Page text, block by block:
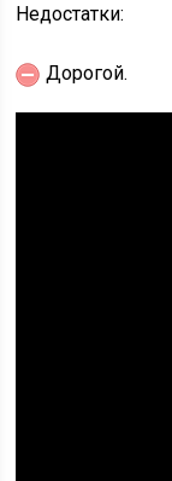
Недостатки:
Дорогой.